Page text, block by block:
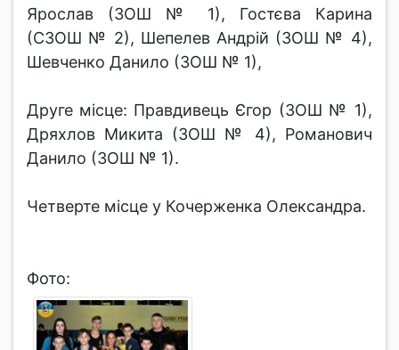
Ярослав (ЗОШ № 1), Гостєва Карина
(СЗОШ № 2), Шепелев Андрій (ЗОШ № 4),
Шевченко Данило (ЗОШ № 1),
Друге місце: Правдивець Єгор (ЗОШ № 1),
Дряхлов Микита (ЗОШ № 4), Романович
Данило (ЗОШ № 1).
Четверте місце у Кочерженка Олександра.
Фото: